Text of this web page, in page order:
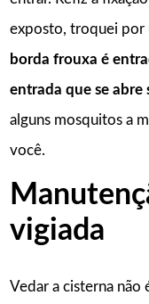
exposto, troquei por
borda frouxa é
entrada que se abre
alguns mosquitos a
você.
vigiada
Vedar a cisterna não